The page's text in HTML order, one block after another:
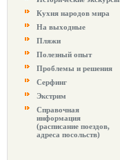
Кухня народов мира
На выходные
Пляжи
Полезный опыт
Проблемы и решения
Серфинг
Экстрим
Справочная
информация
(расписание поездов,
адреса посольств)